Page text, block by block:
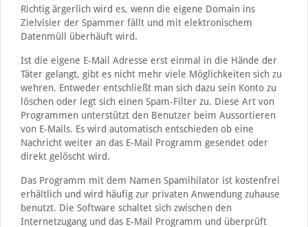
Richtig ärgerlich wird es, wenn die eigene Domain ins
Zielvisier der Spammer fällt und mit elektronischem
Datenmüll überhäuft wird.
Ist die eigene E-Mail Adresse erst einmal in die Hände der
Täter gelangt, gibt es nicht mehr viele Möglichkeiten sich zu
wehren. Entweder entschließt man sich dazu sein Konto zu
löschen oder legt sich einen Spam-Filter zu. Diese Art von
Programmen unterstützt den Benutzer beim Aussortieren
von E-Mails. Es wird automatisch entschieden ob eine
Nachricht weiter an das E-Mail Programm gesendet oder
direkt gelöscht wird.
Das Programm mit dem Namen Spamihilator ist kostenfrei
erhältlich und wird häufig zur privaten Anwendung zuhause
benutzt. Die Software schaltet sich zwischen den
Internetzugang und das E-Mail Programm und überprüft